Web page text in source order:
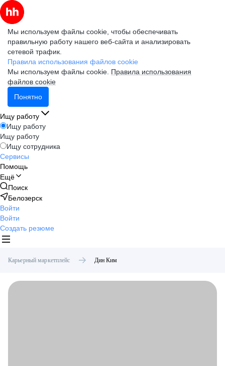
Мы используем файлы cookie, чтобы обеспечивать
правильную работу нашего веб-сайта и анализировать
сетевой трафик.
Правила использования файлов cookie
Мы используем файлы cookie. Правила использования
файлов cookie
Понятно
Ищу работу
Ищу работу
Ищу работу
Ищу сотрудника
Сервисы
Помощь
Ещё
Поиск
Белозерск
Войти
Войти
Создать резюме
Карьерный маркетплейс Дин Ким